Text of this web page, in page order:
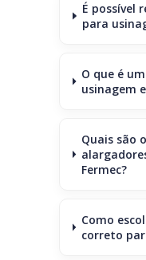
É possível
para
O que é
usinagem
Quais são
Fermec?
Como
correto